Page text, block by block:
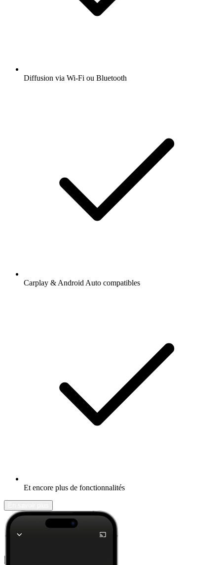
Diffusion via Wi-Fi ou Bluetooth
Carplay & Android Auto compatibles
Et encore plus de fonctionnalités